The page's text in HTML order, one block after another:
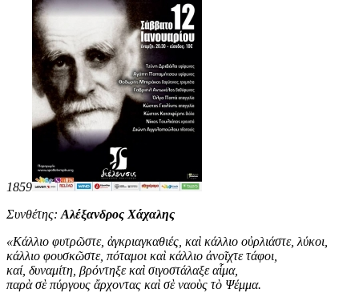
1859
Συνθέτης: Αλέξανδρος Χάχαλης
«Κάλλιο φυτρῶστε, ἀγκριαγκαθιές, καὶ κάλλιο οὐρλιάστε, λύκοι,
κάλλιο φουσκῶστε, πόταμοι καὶ κάλλιο ἀνοῖχτε τάφοι,
καί, δυναμίτη, βρόντηξε καὶ σιγοστάλαξε αἷμα,
παρὰ σὲ πύργους ἄρχοντας καὶ σὲ ναοὺς τὸ Ψέμμα.